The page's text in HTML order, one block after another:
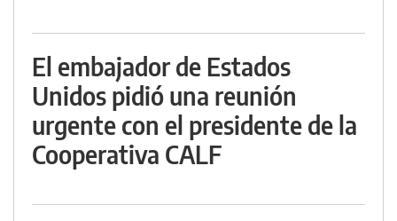
El embajador de Estados
Unidos pidió una reunión
urgente con el presidente de la
Cooperativa CALF